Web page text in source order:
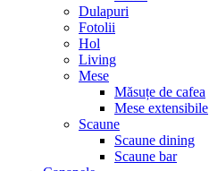
Dulapuri
Fotolii
Hol
Living
Mese
Măsuțe de cafea
Mese extensibile
Scaune
Scaune dining
Scaune bar